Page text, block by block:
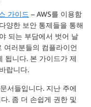
가이드 – AWS를 이용함
양한 보안 통제들을 통해
되는 부담에서 벗어 날
여러분들의 컴플라이언
됩니다. 본 가이드가 제
랍니다.
서들입니다. 지난 주에
. 좀 더 손쉽게 권한 및